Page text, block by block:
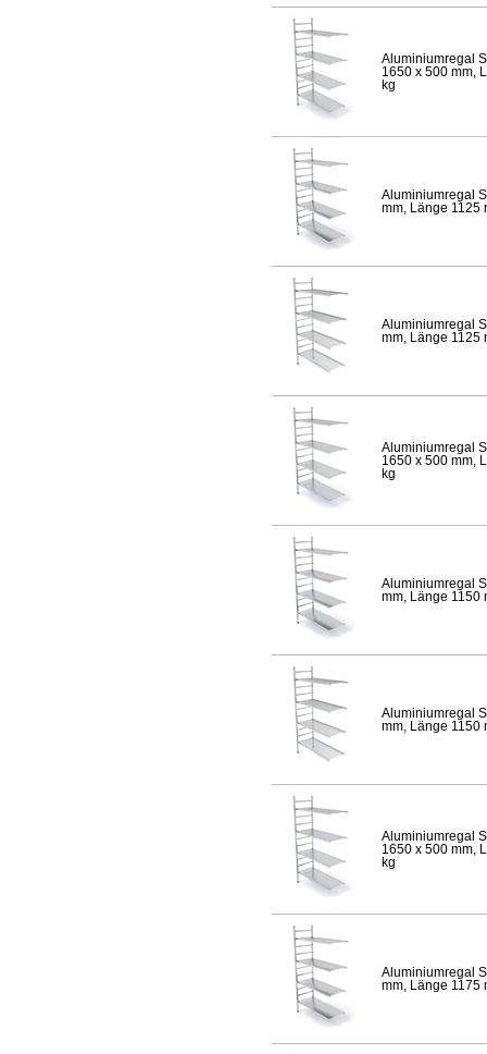
Aluminiumregal
1650 x 500 mm,
kg
Aluminiumregal
mm, Länge 1125
Aluminiumregal
mm, Länge 1125
Aluminiumregal
1650 x 500 mm,
kg
Aluminiumregal
mm, Länge 1150
Aluminiumregal
mm, Länge 1150
Aluminiumregal
1650 x 500 mm,
kg
Aluminiumregal
mm, Länge 1175